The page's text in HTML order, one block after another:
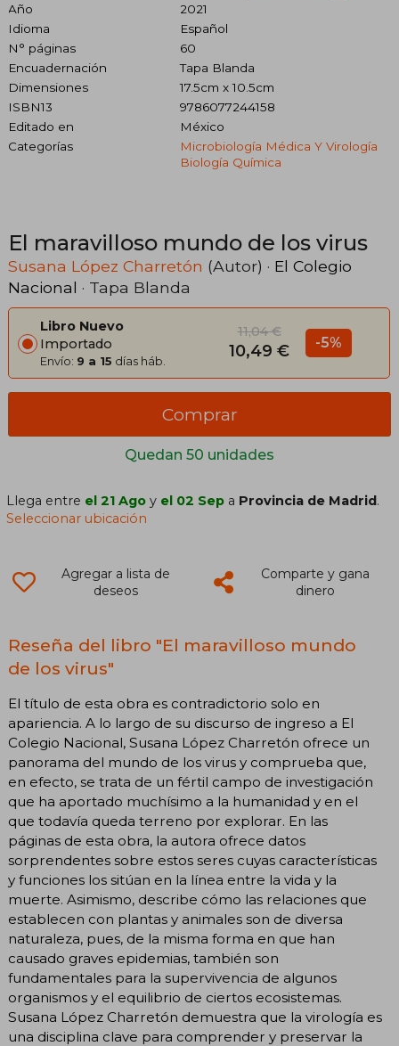
Año
2021
Idioma
Español
N° páginas
60
Encuadernación
Tapa Blanda
Dimensiones
17.5cm x 10.5cm
ISBN13
9786077244158
Editado en
México
Categorías
Microbiología Médica Y Virología
Biología Química
El maravilloso mundo de los virus
Susana López Charretón (Autor) · El Colegio
Nacional · Tapa Blanda
Libro Nuevo
Importado
Envío: 9 a 15 días háb.
11,04 €
10,49 € -5%
Quedan 50 unidades
Comprar
Llega entre el 21 Ago y el 02 Sep a Provincia de Madrid.
Seleccionar ubicación
Agregar a lista de
deseos
Comparte y gana
dinero
Reseña del libro "El maravilloso mundo
de los virus"
El título de esta obra es contradictorio solo en
apariencia. A lo largo de su discurso de ingreso a El
Colegio Nacional, Susana López Charretón ofrece un
panorama del mundo de los virus y comprueba que,
en efecto, se trata de un fértil campo de investigación
que ha aportado muchísimo a la humanidad y en el
que todavía queda terreno por explorar. En las
páginas de esta obra, la autora ofrece datos
sorprendentes sobre estos seres cuyas características
y funciones los sitúan en la línea entre la vida y la
muerte. Asimismo, describe cómo las relaciones que
establecen con plantas y animales son de diversa
naturaleza, pues, de la misma forma en que han
causado graves epidemias, también son
fundamentales para la supervivencia de algunos
organismos y el equilibrio de ciertos ecosistemas.
Susana López Charretón demuestra que la virología es
una disciplina clave para comprender y preservar la